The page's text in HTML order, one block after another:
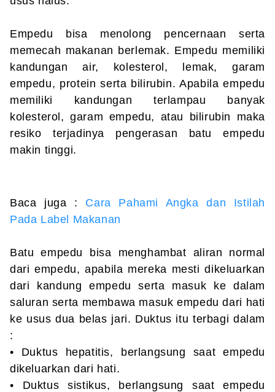
Empedu bisa menolong pencernaan serta
memecah makanan berlemak. Empedu memiliki
kandungan air, kolesterol, lemak, garam
empedu, protein serta bilirubin. Apabila empedu
memiliki kandungan terlampau banyak
kolesterol, garam empedu, atau bilirubin maka
resiko terjadinya pengerasan batu empedu
makin tinggi.
Baca juga : Cara Pahami Angka dan Istilah
Pada Label Makanan
Batu empedu bisa menghambat aliran normal
dari empedu, apabila mereka mesti dikeluarkan
dari kandung empedu serta masuk ke dalam
saluran serta membawa masuk empedu dari hati
ke usus dua belas jari. Duktus itu terbagi dalam
:
• Duktus hepatitis, berlangsung saat empedu
dikeluarkan dari hati.
• Duktus sistikus, berlangsung saat empedu